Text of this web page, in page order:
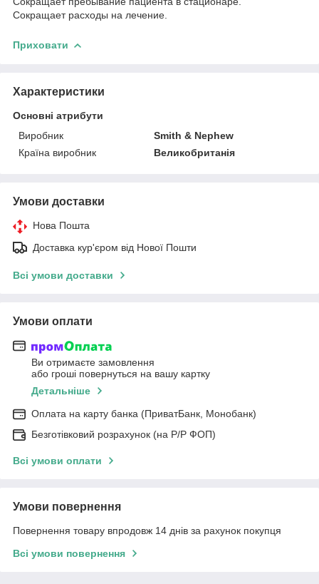
Сокращает расходы на лечение.
Приховати
Характеристики
Основні атрибути
Виробник
Smith & Nephew
Країна виробник
Великобританія
Умови доставки
Нова Пошта
Доставка кур'єром від Нової Пошти
Всі умови доставки
Умови оплати
Ви отримаєте замовлення
або гроші повернуться на вашу картку
Детальніше
Оплата на карту банка (ПриватБанк, Монобанк)
Безготівковий розрахунок (на Р/Р ФОП)
Всі умови оплати
Умови повернення
Повернення товару впродовж 14 днів за рахунок покупця
Всі умови повернення